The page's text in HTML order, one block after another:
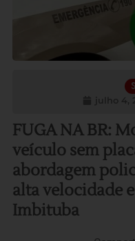
FUGA NA BR:
veículo sem
abordagem
alta velocidade
Imbituba